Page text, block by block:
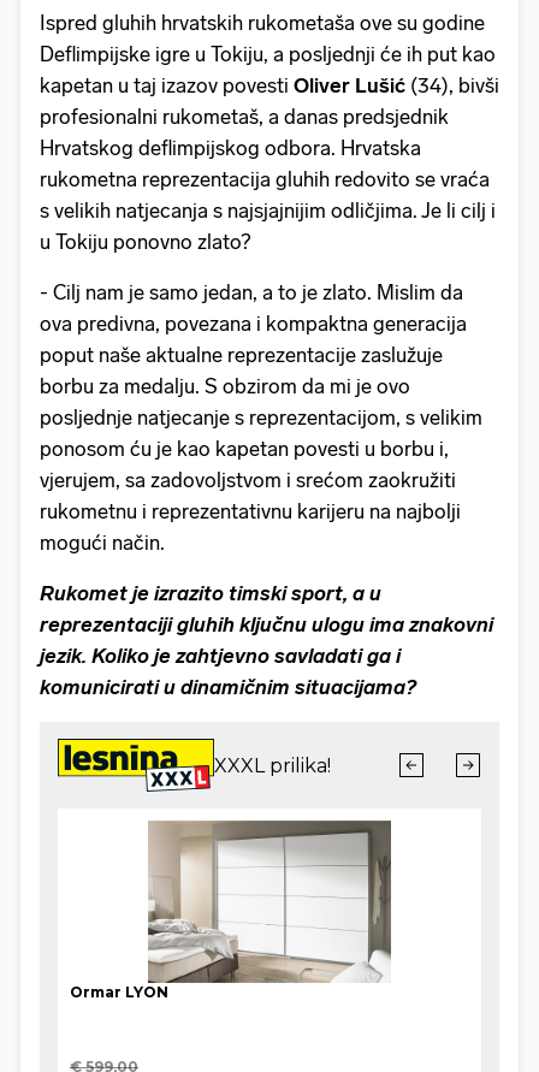
Ispred gluhih hrvatskih rukometaša ove su godine
Deflimpijske igre u Tokiju, a posljednji će ih put kao
kapetan u taj izazov povesti Oliver Lušić (34), bivši
profesionalni rukometaš, a danas predsjednik
Hrvatskog deflimpijskog odbora. Hrvatska
rukometna reprezentacija gluhih redovito se vraća
s velikih natjecanja s najsjajnijim odličjima. Je li cilj i
u Tokiju ponovno zlato?
- Cilj nam je samo jedan, a to je zlato. Mislim da
ova predivna, povezana i kompaktna generacija
poput naše aktualne reprezentacije zaslužuje
borbu za medalju. S obzirom da mi je ovo
posljednje natjecanje s reprezentacijom, s velikim
ponosom ću je kao kapetan povesti u borbu i,
vjerujem, sa zadovoljstvom i srećom zaokružiti
rukometnu i reprezentativnu karijeru na najbolji
mogući način.
Rukomet je izrazito timski sport, a u
reprezentaciji gluhih ključnu ulogu ima znakovni
jezik. Koliko je zahtjevno savladati ga i
komunicirati u dinamičnim situacijama?